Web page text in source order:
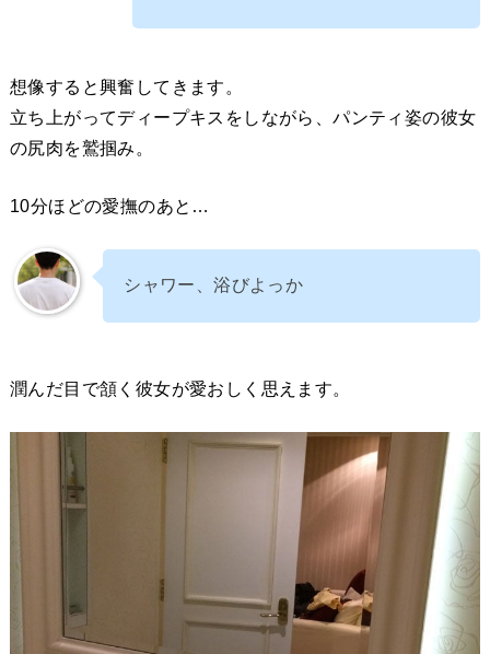
想像すると興奮してきます。
立ち上がってディープキスをしながら、パンティ姿の彼女
の尻肉を鷲掴み。
10分ほどの愛撫のあと…
シャワー、浴びよっか
潤んだ目で頷く彼女が愛おしく思えます。